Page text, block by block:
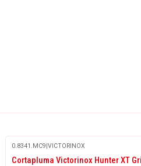
0.8341.MC9|VICTORINOX
Cortapluma Victorinox Hunter XT